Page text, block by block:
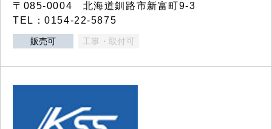
〒085-0004 北海道釧路市新富町9-3
TEL：0154-22-5875
販売可 工事・取付可